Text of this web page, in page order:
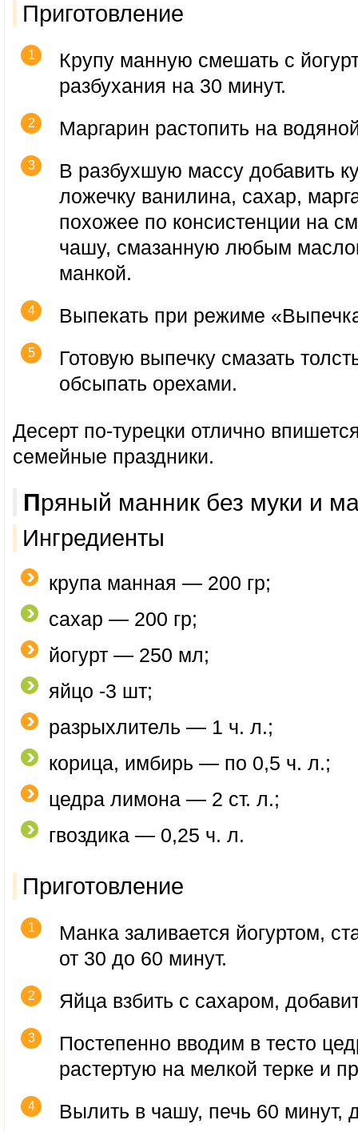
Приготовление
Крупу манную смешать с
разбухания на 30 минут.
Маргарин растопить на
В разбухшую массу добавить
ложечку ванилина, сахар,
похожее по консистенции на
чашу, смазанную любым
манкой.
Выпекать при режиме
Готовую выпечку смазать
обсыпать орехами.
Десерт по-турецки отлично
семейные праздники.
Пряный манник без муки и
Ингредиенты
крупа манная — 200 гр;
сахар — 200 гр;
йогурт — 250 мл;
яйцо -3 шт;
разрыхлитель — 1 ч. л.;
корица, имбирь — по 0,5 ч. л.;
цедра лимона — 2 ст. л.;
гвоздика — 0,25 ч. л.
Приготовление
Манка заливается йогуртом,
от 30 до 60 минут.
Яйца взбить с сахаром,
Постепенно вводим в тесто
растертую на мелкой терке и
Вылить в чашу, печь 60 минут,